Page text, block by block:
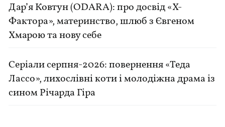
Дар’я Ковтун (ODARA): про досвід «Х-
Фактора», материнство, шлюб з Євгеном
Хмарою та нову себе
Серіали серпня-2026: повернення «Теда
Лассо», лихослівні коти і молодіжна драма із
сином Річарда Гіра